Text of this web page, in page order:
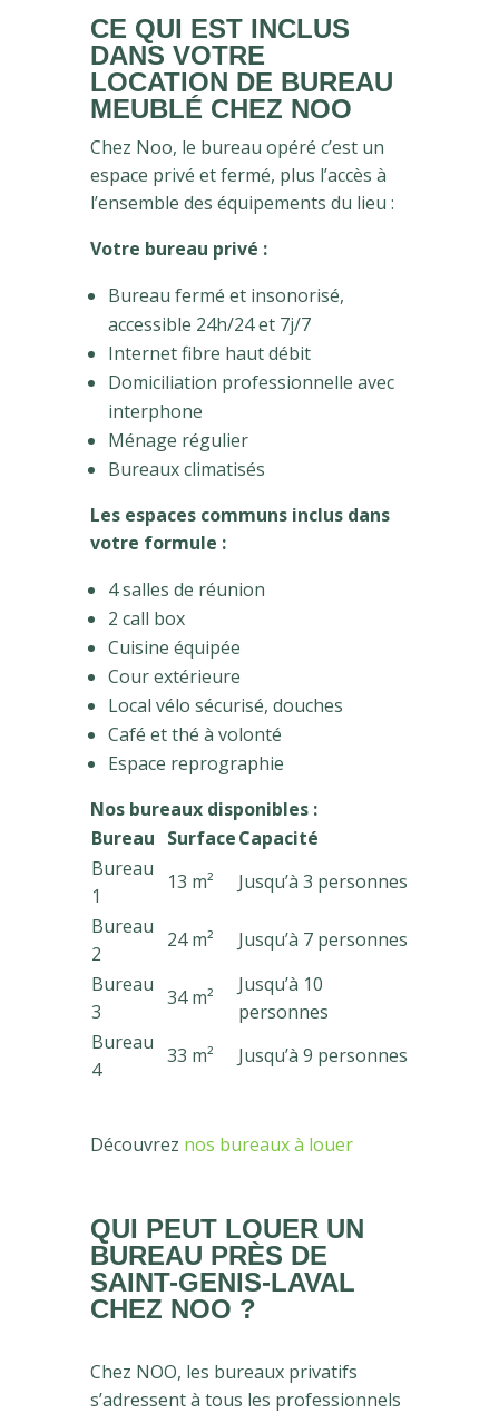
CE QUI EST INCLUS
DANS VOTRE
LOCATION DE BUREAU
MEUBLÉ CHEZ NOO
Chez Noo, le bureau opéré c’est un
espace privé et fermé, plus l’accès à
l’ensemble des équipements du lieu :
Votre bureau privé :
Bureau fermé et insonorisé,
accessible 24h/24 et 7j/7
Internet fibre haut débit
Domiciliation professionnelle avec
interphone
Ménage régulier
Bureaux climatisés
Les espaces communs inclus dans
votre formule :
4 salles de réunion
2 call box
Cuisine équipée
Cour extérieure
Local vélo sécurisé, douches
Café et thé à volonté
Espace reprographie
Nos bureaux disponibles :
Bureau SurfaceCapacité
Bureau
1
13 m²
Jusqu’à 3 personnes
Bureau
2
24 m²
Jusqu’à 7 personnes
Bureau
3
34 m²
Jusqu’à 10
personnes
Bureau
4
33 m² Jusqu’à 9 personnes
Découvrez nos bureaux à louer
QUI PEUT LOUER UN
BUREAU PRÈS DE
SAINT-GENIS-LAVAL
CHEZ NOO ?
Chez NOO, les bureaux privatifs
s’adressent à tous les professionnels